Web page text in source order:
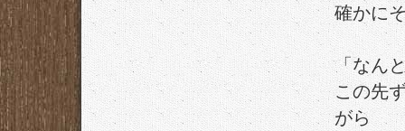
確かに
「なん
この先
がら